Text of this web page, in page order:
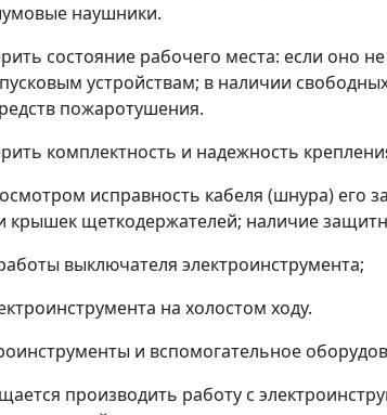
наушники.
состояние рабочего места: если оно
устройствам; в наличии
пожаротушения.
комплектность и надежность
исправность кабеля (шнура) его
крышек щеткодержателей; наличие
выключателя электроинструмента;
на холостом ходу.
и вспомогательное
производить работу с